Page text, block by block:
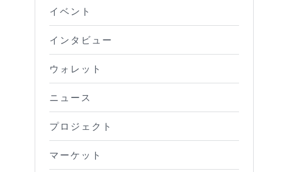
イベント
インタビュー
ウォレット
ニュース
プロジェクト
マーケット